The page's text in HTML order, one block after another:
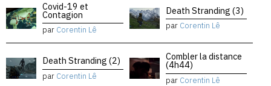
Covid-19 et
Contagion
par Corentin Lê
Death Stranding (3)
par Corentin Lê
Death Stranding (2)
par Corentin Lê
Combler la distance
(4h44)
par Corentin Lê